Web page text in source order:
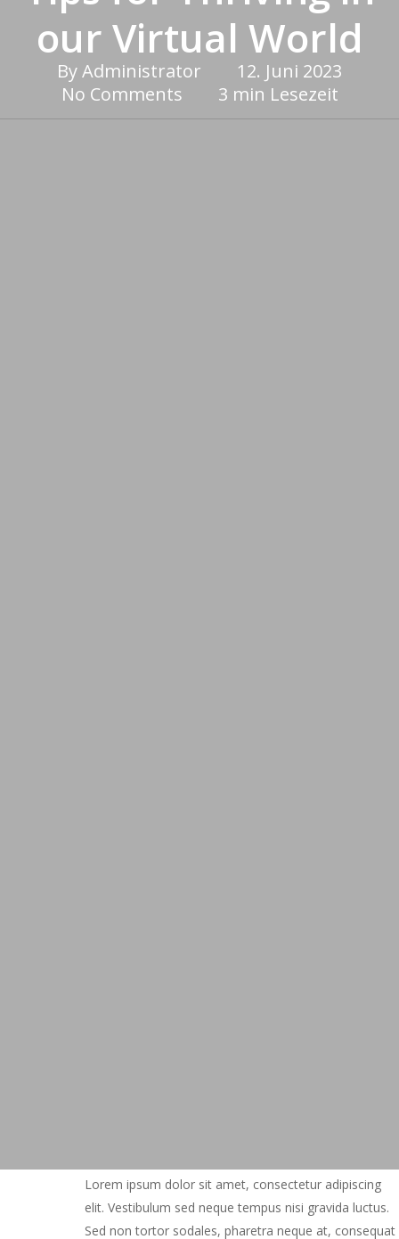
our Virtual World
ByAdministrator
12. Juni 2023
No Comments
3 min Lesezeit
Lorem ipsum dolor sit amet, consectetur adipiscing
elit. Vestibulum sed neque tempus nisi gravida luctus.
Sed non tortor sodales, pharetra neque at, consequat